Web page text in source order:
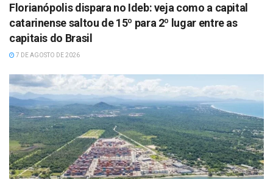
Florianópolis dispara no Ideb: veja como a capital
catarinense saltou de 15º para 2º lugar entre as
capitais do Brasil
7 DE AGOSTO DE 2026